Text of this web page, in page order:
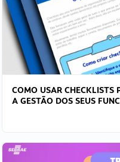
COMO USAR CHECKLISTS
A GESTÃO DOS SEUS